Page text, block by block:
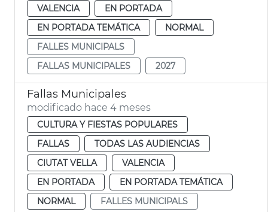
VALENCIA
EN PORTADA
EN PORTADA TEMÁTICA
NORMAL
FALLES MUNICIPALS
FALLAS MUNICIPALES
2027
Fallas Municipales
modificado hace 4 meses
CULTURA Y FIESTAS POPULARES
FALLAS
TODAS LAS AUDIENCIAS
CIUTAT VELLA
VALENCIA
EN PORTADA
EN PORTADA TEMÁTICA
NORMAL
FALLES MUNICIPALS